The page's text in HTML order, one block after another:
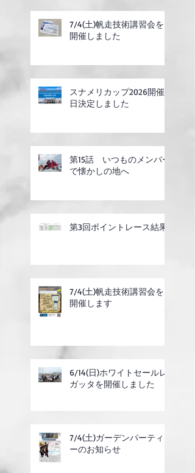
7/4(土)帆走技術講習会を
開催しました
スナメリカップ2026開催
日決定しました
第15話 いつものメンバー
で懐かしの地へ
第3回ポイントレース結果
7/4(土)帆走技術講習会を
開催します
6/14(日)ホワイトセールレ
ガッタを開催しました
7/4(土)ガーデンパーティ
ーのお知らせ